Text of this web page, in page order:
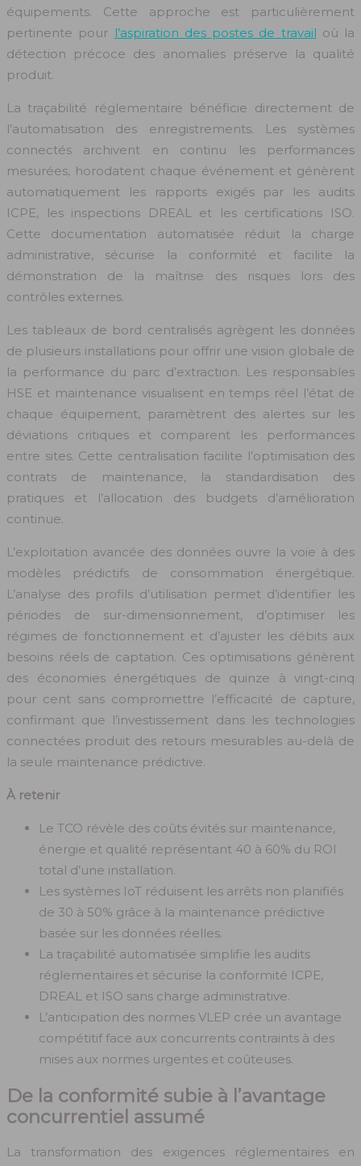
équipements. Cette approche est particulièrement
pertinente pour l’aspiration des postes de travail où la
détection précoce des anomalies préserve la qualité
produit.
La traçabilité réglementaire bénéficie directement de
l’automatisation des enregistrements. Les systèmes
connectés archivent en continu les performances
mesurées, horodatent chaque événement et génèrent
automatiquement les rapports exigés par les audits
ICPE, les inspections DREAL et les certifications ISO.
Cette documentation automatisée réduit la charge
administrative, sécurise la conformité et facilite la
démonstration de la maîtrise des risques lors des
contrôles externes.
Les tableaux de bord centralisés agrègent les données
de plusieurs installations pour offrir une vision globale de
la performance du parc d’extraction. Les responsables
HSE et maintenance visualisent en temps réel l’état de
chaque équipement, paramètrent des alertes sur les
déviations critiques et comparent les performances
entre sites. Cette centralisation facilite l’optimisation des
contrats de maintenance, la standardisation des
pratiques et l’allocation des budgets d’amélioration
continue.
L’exploitation avancée des données ouvre la voie à des
modèles prédictifs de consommation énergétique.
L’analyse des profils d’utilisation permet d’identifier les
périodes de sur-dimensionnement, d’optimiser les
régimes de fonctionnement et d’ajuster les débits aux
besoins réels de captation. Ces optimisations génèrent
des économies énergétiques de quinze à vingt-cinq
pour cent sans compromettre l’efficacité de capture,
confirmant que l’investissement dans les technologies
connectées produit des retours mesurables au-delà de
la seule maintenance prédictive.
À retenir
Le TCO révèle des coûts évités sur maintenance,
énergie et qualité représentant 40 à 60% du ROI
total d’une installation.
Les systèmes IoT réduisent les arrêts non planifiés
de 30 à 50% grâce à la maintenance prédictive
basée sur les données réelles.
La traçabilité automatisée simplifie les audits
réglementaires et sécurise la conformité ICPE,
DREAL et ISO sans charge administrative.
L’anticipation des normes VLEP crée un avantage
compétitif face aux concurrents contraints à des
mises aux normes urgentes et coûteuses.
De la conformité subie à l’avantage
concurrentiel assumé
La transformation des exigences réglementaires en